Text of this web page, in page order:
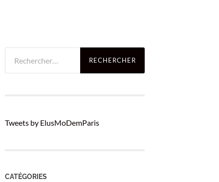
Tweets by ElusMoDemParis
CATÉGORIES